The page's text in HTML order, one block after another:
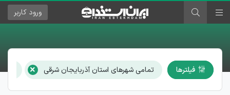
ورود کاربر
فیلترها تمامی شهرهای استان آذربایجان شرقی ×